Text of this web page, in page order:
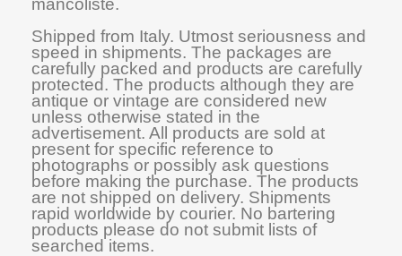
mancoliste.
Shipped from Italy. Utmost seriousness and
speed in shipments. The packages are
carefully packed and products are carefully
protected. The products although they are
antique or vintage are considered new
unless otherwise stated in the
advertisement. All products are sold at
present for specific reference to
photographs or possibly ask questions
before making the purchase. The products
are not shipped on delivery. Shipments
rapid worldwide by courier. No bartering
products please do not submit lists of
searched items.